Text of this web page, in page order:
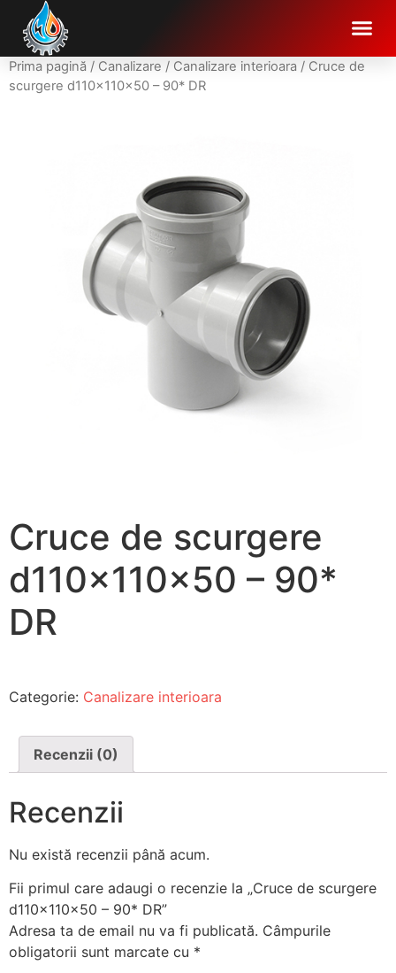
Prima pagină / Canalizare / Canalizare interioara / Cruce de
scurgere d110x110x50 – 90* DR
Cruce de scurgere
d110x110x50 – 90*
DR
Categorie: Canalizare interioara
Recenzii (0)
Recenzii
Nu există recenzii până acum.
Fii primul care adaugi o recenzie la „Cruce de scurgere
d110x110x50 – 90* DR”
Adresa ta de email nu va fi publicată. Câmpurile
obligatorii sunt marcate cu *